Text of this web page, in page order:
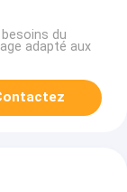
du
adapté aux